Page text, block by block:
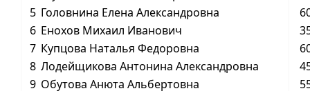
5 Головнина Елена Александровна
6 Енохов Михаил Иванович
7 Купцова Наталья Федоровна
8 Лодейщикова Антонина Александровна
9 Обутова Анюта Альбертовна